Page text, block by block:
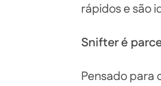
rápidos e são
Snifter é
Pensado para